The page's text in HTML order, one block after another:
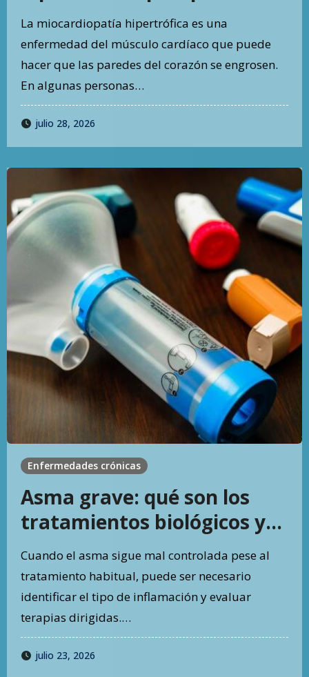
diagnóstico cambia el
seguimiento de toda una
familia
La miocardiopatía hipertrófica es una
enfermedad del músculo cardíaco que puede
hacer que las paredes del corazón se engrosen.
En algunas personas…
julio 28, 2026
Enfermedades crónicas
Asma grave: qué son los
tratamientos biológicos y
cuándo se consideran
Cuando el asma sigue mal controlada pese al
tratamiento habitual, puede ser necesario
identificar el tipo de inflamación y evaluar
terapias dirigidas.…
julio 23, 2026